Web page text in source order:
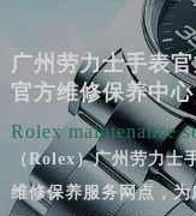
广州劳力士手表
官方维修保养中
Rolex maintenance
（Rolex）广州劳力士
维修保养服务网点，